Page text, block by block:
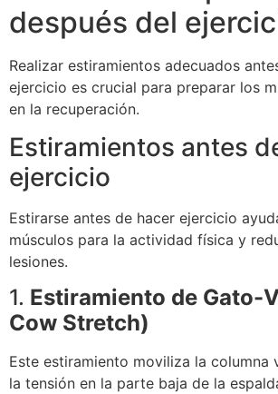
después del
Realizar estiramientos adecuados
ejercicio es crucial para preparar los
en la recuperación.
Estiramientos antes
ejercicio
Estirarse antes de hacer ejercicio
músculos para la actividad física y
lesiones.
1. Estiramiento de Gato-
Cow Stretch)
Este estiramiento moviliza la columna
la tensión en la parte baja de la